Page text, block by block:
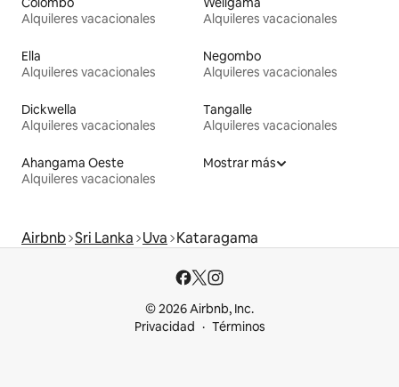
Alquileres vacacionales
Alquileres vacacionales
Ella
Alquileres vacacionales
Negombo
Alquileres vacacionales
Dickwella
Alquileres vacacionales
Tangalle
Alquileres vacacionales
Ahangama Oeste
Alquileres vacacionales
Mostrar más
Airbnb Sri Lanka Uva Kataragama
© 2026 Airbnb, Inc.
Privacidad
Términos